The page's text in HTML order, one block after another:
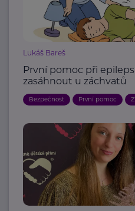
Lukáš Bareš
První pomoc při
zasáhnout u záchvatů
Bezpečnost První pomoc